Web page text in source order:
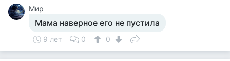
Мир
Мама наверное его не пустила
9 лет 0 0